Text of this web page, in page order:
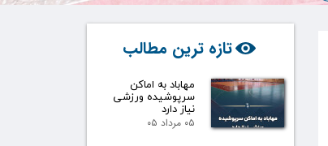
تازه ترین مطالب
مهاباد به اماکن
سرپوشیده ورزشی
نیاز دارد
۰۵ مرداد ۰۵